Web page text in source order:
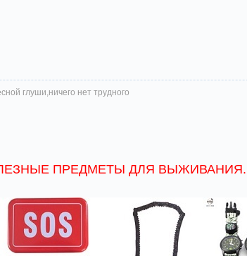
глуши,ничего нет трудного
ПРЕДМЕТЫ ДЛЯ ВЫЖИВАНИЯ.